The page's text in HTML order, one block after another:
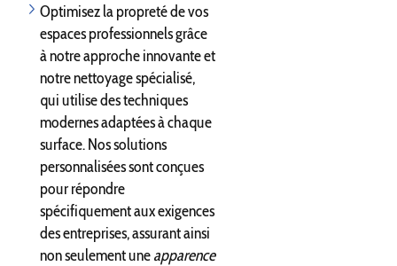
Optimisez la propreté de vos
espaces professionnels grâce
à notre approche innovante et
notre nettoyage spécialisé,
qui utilise des techniques
modernes adaptées à chaque
surface. Nos solutions
personnalisées sont conçues
pour répondre
spécifiquement aux exigences
des entreprises, assurant ainsi
non seulement uneapparence